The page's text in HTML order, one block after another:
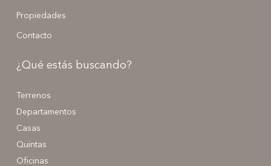
Propiedades
Contacto
¿Qué estás buscando?
Terrenos
Departamentos
Casas
Quintas
Oficinas